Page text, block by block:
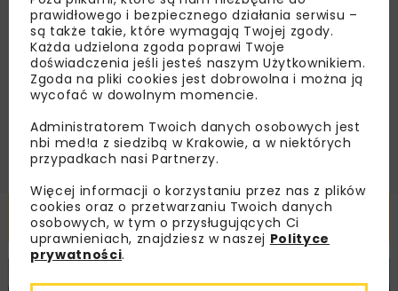
Zapoznałam/em się zPolityką Prywatnościi
Regulaminemoraz wyrażam zgodę na otrzymywanie na
podany przeze mnie adres e-mail korespondencji
handlowej w postaci newslettera.
Powiązane artykuły
KOLEJ WIADOMOŚCI INWESTYCJE
prawidłowego i bezpiecznego działania serwisu –
są także takie, które wymagają Twojej zgody.
Każda udzielona zgoda poprawi Twoje
doświadczenia jeśli jesteś naszym Użytkownikiem.
Zgoda na pliki cookies jest dobrowolna i można ją
wycofać w dowolnym momencie.
Administratorem Twoich danych osobowych jest
nbi med!a z siedzibą w Krakowie, a w niektórych
przypadkach nasi Partnerzy.
Więcej informacji o korzystaniu przez nas z plików
cookies oraz o przetwarzaniu Twoich danych
osobowych, w tym o przysługujących Ci
uprawnieniach, znajdziesz w naszej Polityce
prywatności.